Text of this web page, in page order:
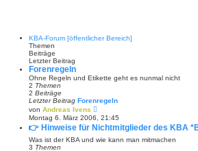
KBA-Forum [öffentlicher Bereich]
Themen
Beiträge
Letzter Beitrag
Forenregeln
Ohne Regeln und Etikette geht es nunmal nicht
2 Themen
2 Beiträge
Letzter Beitrag Forenregeln
von Andreas Ivens
u
e
s
Montag 6. März 2006, 21:45
👉 Hinweise für Nichtmitglieder des KBA
Was ist der KBA und wie kann man mitmachen
3 Themen